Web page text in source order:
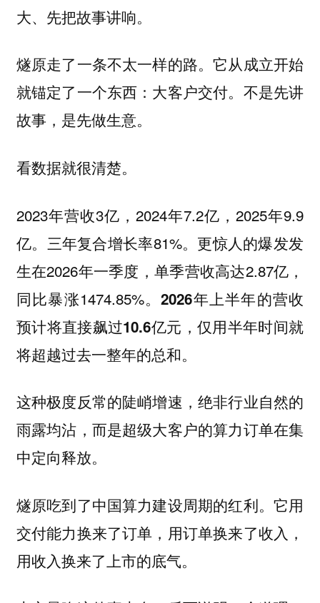
大、先把故事讲响。
燧原走了一条不太一样的路。它从成立开始
就锚定了一个东西：大客户交付。不是先讲
故事，是先做生意。
看数据就很清楚。
2023年营收3亿，2024年7.2亿，2025年9.9
亿。三年复合增长率81%。更惊人的爆发发
生在2026年一季度，单季营收高达2.87亿，
同比暴涨1474.85%。2026年上半年的营收
预计将直接飙过10.6亿元，仅用半年时间就
将超越过去一整年的总和。
这种极度反常的陡峭增速，绝非行业自然的
雨露均沾，而是超级大客户的算力订单在集
中定向释放。
燧原吃到了中国算力建设周期的红利。它用
交付能力换来了订单，用订单换来了收入，
用收入换来了上市的底气。